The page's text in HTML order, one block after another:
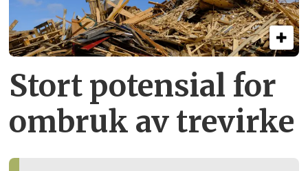
Stort potensial for
ombruk av tre­virke